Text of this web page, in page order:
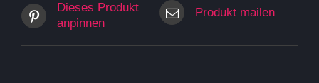
Dieses Produkt
anpinnen
Produkt mailen